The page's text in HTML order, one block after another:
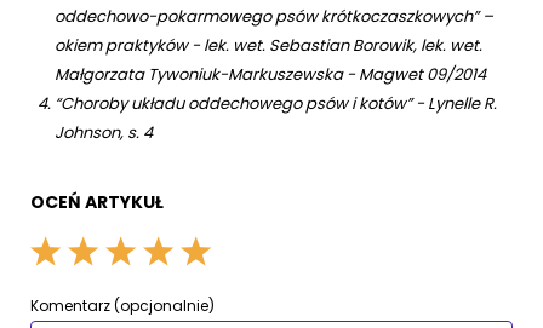
oddechowo-pokarmowego psów krótkoczaszkowych” –
okiem praktyków - lek. wet. Sebastian Borowik, lek. wet.
Małgorzata Tywoniuk-Markuszewska - Magwet 09/2014
“Choroby układu oddechowego psów i kotów” - Lynelle R.
Johnson, s. 4
OCEŃ ARTYKUŁ
Komentarz (opcjonalnie)